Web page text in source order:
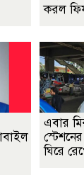
করল
এবার
ঘিরে